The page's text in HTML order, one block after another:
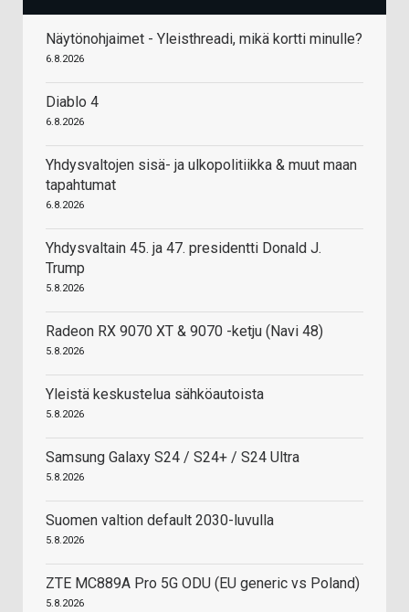
Näytönohjaimet - Yleisthreadi, mikä kortti minulle?
6.8.2026
Diablo 4
6.8.2026
Yhdysvaltojen sisä- ja ulkopolitiikka & muut maan
tapahtumat
6.8.2026
Yhdysvaltain 45. ja 47. presidentti Donald J.
Trump
5.8.2026
Radeon RX 9070 XT & 9070 -ketju (Navi 48)
5.8.2026
Yleistä keskustelua sähköautoista
5.8.2026
Samsung Galaxy S24 / S24+ / S24 Ultra
5.8.2026
Suomen valtion default 2030-luvulla
5.8.2026
ZTE MC889A Pro 5G ODU (EU generic vs Poland)
5.8.2026